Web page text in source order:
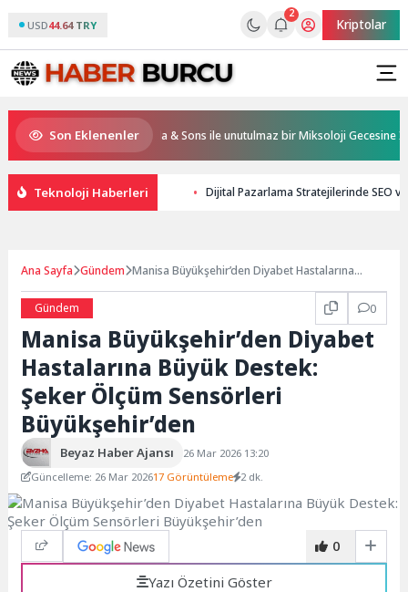
USD44.64 TRY
2
Kriptolar
Son Eklenenler
Resorts, Ödüllü bar Panda & Sons ile unutulmaz bir Miksoloji Gecesine İmza
Teknoloji Haberleri Dijital Pazarlama Stratejilerinde SEO
Ana Sayfa Gündem Manisa Büyükşehir’den Diyabet Hastalarına
Gündem 0
Manisa Büyükşehir’den Diyabet
Hastalarına Büyük Destek:
Şeker Ölçüm Sensörleri
Büyükşehir’den
Beyaz Haber Ajansı
26 Mar 2026 13:20
Güncelleme: 26 Mar 202617 Görüntüleme 2 dk.
0
Yazı Özetini Göster